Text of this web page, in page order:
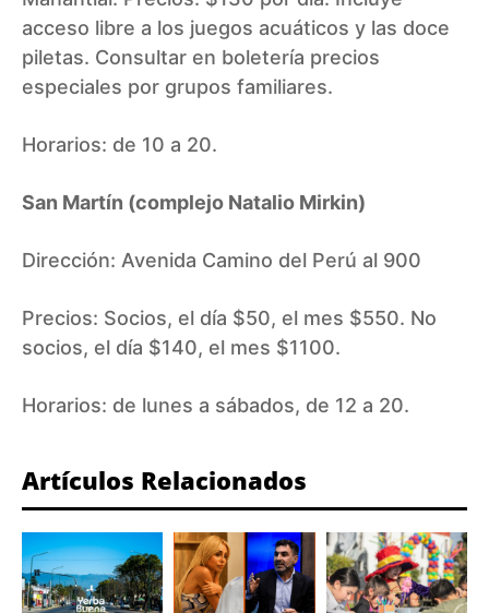
acceso libre a los juegos acuáticos y las doce
piletas. Consultar en boletería precios
especiales por grupos familiares.
Horarios: de 10 a 20.
San Martín (complejo Natalio Mirkin)
Dirección: Avenida Camino del Perú al 900
Precios: Socios, el día $50, el mes $550. No
socios, el día $140, el mes $1100.
Horarios: de lunes a sábados, de 12 a 20.
Artículos Relacionados